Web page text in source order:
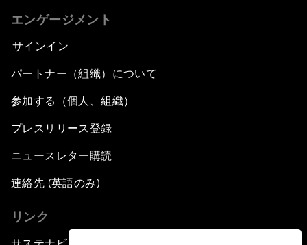
エンゲージメント
サインイン
パートナー（組織）について
参加する（個人、組織）
プレスリリース登録
ニュースレター購読
連絡先 (英語のみ)
リンク